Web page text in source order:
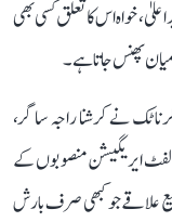
خواہ اس کا تعلق کسی بھی
پھنس جاتا ہے۔
نے کرشنا راجہ ساگر،
لفٹ ایریگیشن منصوبوں کے
علاقے جو کبھی صرف بارش